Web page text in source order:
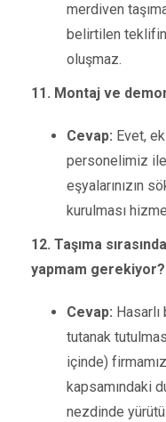
merdiven
belirtilen
oluşmaz.
11. Montaj ve
Cevap: Evet,
personelimiz
eşyalarınızın
kurulması
12. Taşıma
yapmam gerekiyor?
Cevap:
tutanak
içinde)
kapsamındaki
nezdinde